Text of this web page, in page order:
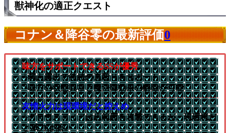
獣神化の適正クエスト
コナン＆降谷零の最新評価0
味方をサポートできるSSが優秀
└弱点露出で後続の直殴りをサポート
└味方の状態異常と魔法陣効果の解除が可能
友情火力は現環境だと控えめ
└グロウスフィアは広範囲を攻撃できるが、現環境だ
と威力は低い